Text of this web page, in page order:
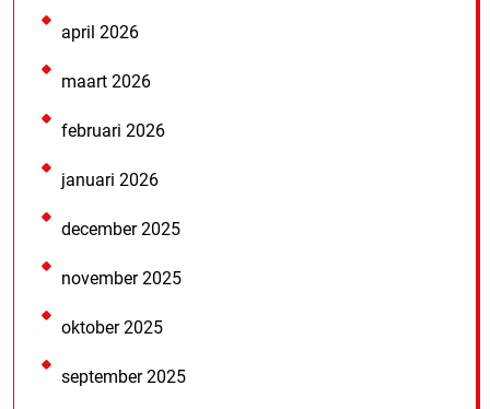
april 2026
maart 2026
februari 2026
januari 2026
december 2025
november 2025
oktober 2025
september 2025